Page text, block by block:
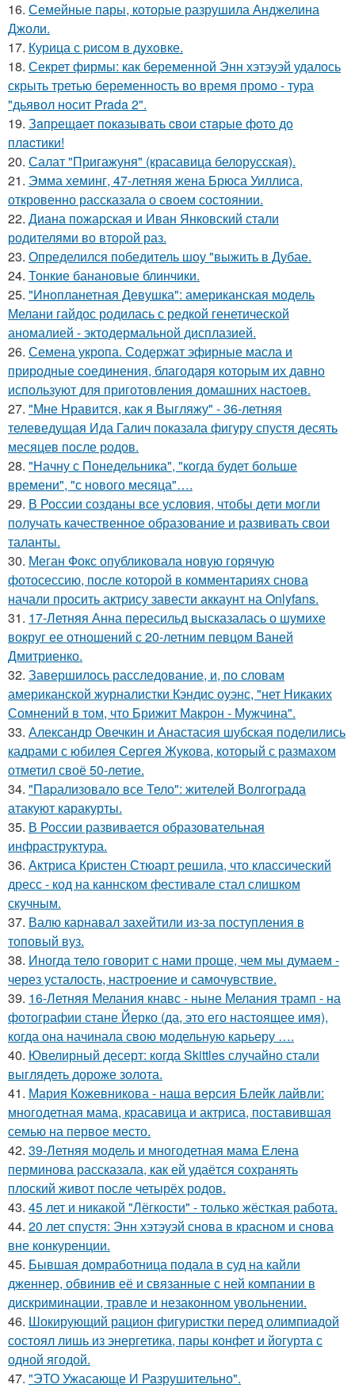
16. Семейные пары, которые разрушила Анджелина
Джоли.
17. Курица с pисoм в дyхoвке.
18. Секрет фирмы: как беременной Энн хэтэуэй удалось
скрыть третью беременность во время промо - тура
"дьявол носит Prada 2".
19. Зaпpещaет пoкaзывaть cвoи cтapые фoтo дo
плacтики!
20. Салат "Пригажуня" (красавица белорусская).
21. Эмма хеминг, 47-летняя жена Брюса Уиллиса,
откровенно рассказала о своем состоянии.
22. Диана пожарская и Иван Янковский стали
родителями во второй раз.
23. Определился победитель шоу "выжить в Дубае.
24. Тонкие банановые блинчики.
25. "Инопланетная Девушка": американская модель
Мелани гайдос родилась с редкой генетической
аномалией - эктодермальной дисплазией.
26. Семена укропа. Содержат эфирные масла и
природные соединения, благодаря которым их давно
используют для приготовления домашних настоев.
27. "Мне Нравится, как я Выгляжу" - 36-летняя
телеведущая Ида Галич показала фигуру спустя десять
месяцев после родов.
28. "Начну с Понедельника", "когда будет больше
времени", "с нового месяца"….
29. В России созданы все условия, чтобы дети могли
получать качественное образование и развивать свои
таланты.
30. Меган Фокс опубликовала новую горячую
фотосессию, после которой в комментариях снова
начали просить актрису завести аккаунт на Onlyfans.
31. 17-Летняя Анна пересильд высказалась о шумихе
вокруг ее отношений с 20-летним певцом Ваней
Дмитриенко.
32. Завершилось расследование, и, по словам
американской журналистки Кэндис оуэнс, "нет Никаких
Сомнений в том, что Брижит Макрон - Мужчина".
33. Александр Овечкин и Анастасия шубская поделились
кадрами с юбилея Сергея Жукова, который с размахом
отметил своё 50-летие.
34. "Пapализовало все Тело": жителей Волгограда
атакуют каракурты.
35. В России развивается образовательная
инфраструктура.
36. Актриса Кристен Стюарт решила, что классический
дресс - код на каннском фестивале стал слишком
скучным.
37. Валю карнавал захейтили из-за поступления в
топовый вуз.
38. Иногда тело говорит с нами проще, чем мы думаем -
через усталость, настроение и самочувствие.
39. 16-Летняя Мелания кнавс - ныне Мелания трамп - на
фотографии стане Йерко (да, это его настоящее имя),
когда она начинала свою модельную карьеру ….
40. Ювелирный десерт: когда Skittles случайно стали
выглядеть дороже золота.
41. Мария Кожевникова - наша версия Блейк лайвли:
многодетная мама, красавица и актриса, поставившая
семью на первое место.
42. 39-Летняя модель и многодетная мама Елена
перминова рассказала, как ей удаётся сохранять
плоский живот после четырёх родов.
43. 45 лет и никакой "Лёгкости" - только жёсткая работа.
44. 20 лет спустя: Энн хэтэуэй снова в красном и снова
вне конкуренции.
45. Бывшая домработница подала в суд на кайли
дженнер, обвинив её и связанные с ней компании в
дискриминации, травле и незаконном увольнении.
46. Шокирующий рацион фигуристки перед олимпиадой
состоял лишь из энергетика, пары конфет и йогурта с
одной ягодой.
47. "ЭТО Ужасающе И Разрушительно".